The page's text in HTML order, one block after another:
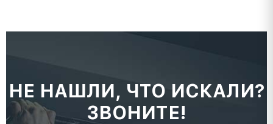
НЕ НАШЛИ, ЧТО ИСКАЛИ?
ЗВОНИТЕ!